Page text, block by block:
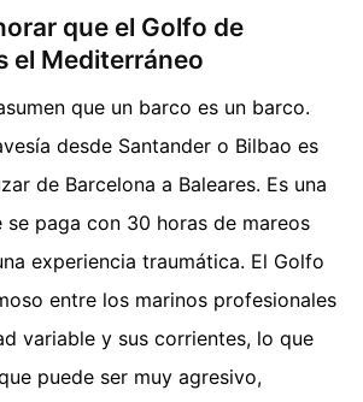
que el Golfo de
el Mediterráneo
que un barco es un barco.
desde Santander o Bilbao es
de Barcelona a Baleares. Es una
paga con 30 horas de mareos
experiencia traumática. El Golfo
entre los marinos profesionales
variable y sus corrientes, lo que
puede ser muy agresivo,